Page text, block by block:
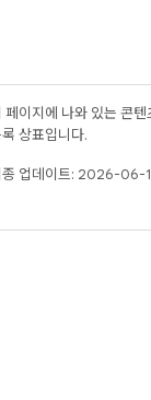
페이지에 나와 있는 콘
상표입니다.
종 업데이트: 2026-06-